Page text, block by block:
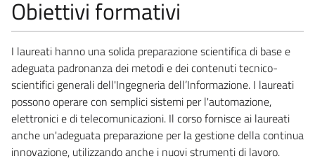
Obiettivi formativi
I laureati hanno una solida preparazione scientifica di base e
adeguata padronanza dei metodi e dei contenuti tecnico-
scientifici generali dell'Ingegneria dell’Informazione. I laureati
possono operare con semplici sistemi per l'automazione,
elettronici e di telecomunicazioni. Il corso fornisce ai laureati
anche un'adeguata preparazione per la gestione della continua
innovazione, utilizzando anche i nuovi strumenti di lavoro.